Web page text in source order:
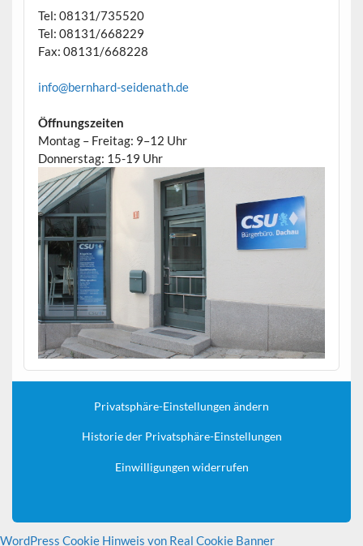
Tel: 08131/735520
Tel: 08131/668229
Fax: 08131/668228
info@bernhard-seidenath.de
Öffnungszeiten
Montag – Freitag: 9–12 Uhr
Donnerstag: 15-19 Uhr
Privatsphäre-Einstellungen ändern
Historie der Privatsphäre-Einstellungen
Einwilligungen widerrufen
WordPress Cookie Hinweis von Real Cookie Banner